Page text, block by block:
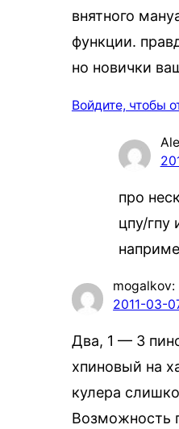
внятного
функции.
но новички
Войдите, чтобы
про
цпу/гпу
mogalkov:
2011-03-
Два, 1 — 3
хпиновый на
кулера
Возможность